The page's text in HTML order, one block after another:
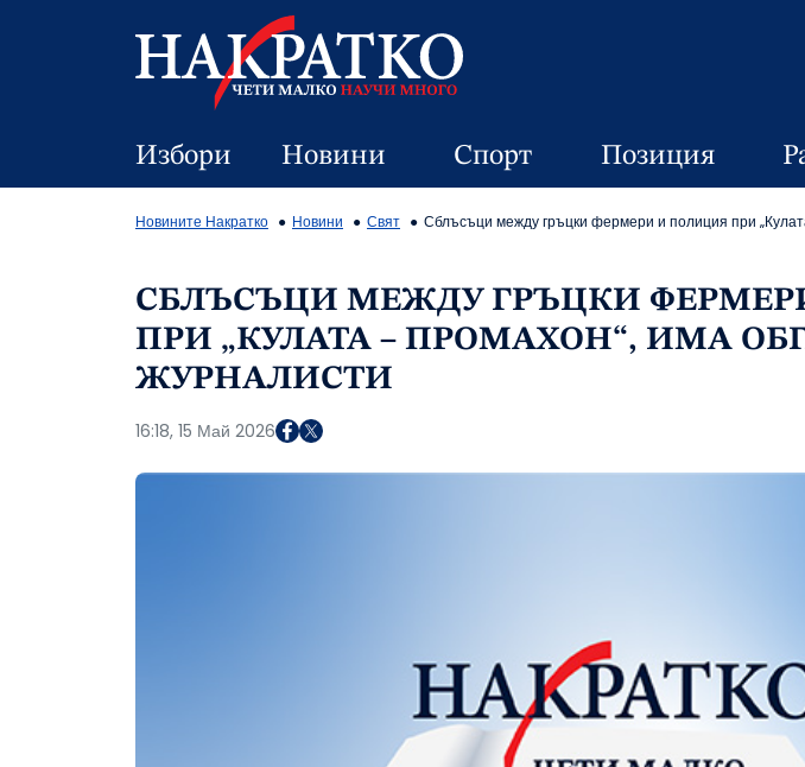
Избори Новини Спорт Позиция
Новините Накратко Новини Свят Сблъсъци между гръцки фермери и полиция при
СБЛЪСЪЦИ МЕЖДУ ГРЪЦКИ
ПРИ „КУЛАТА – ПРОМАХОН“, ИМА
ЖУРНАЛИСТИ
16:18, 15 Май 2026